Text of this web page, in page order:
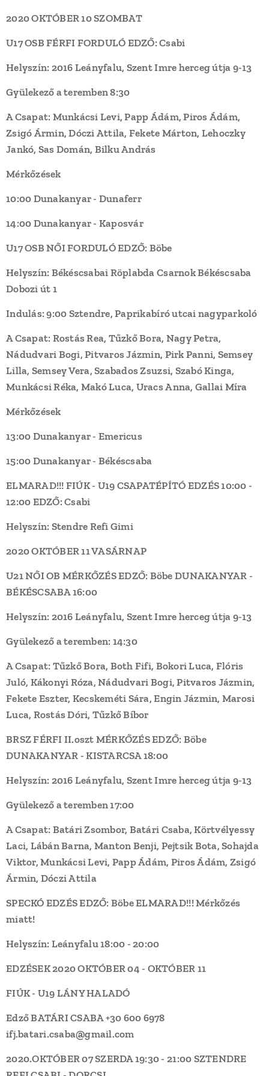
2020 OKTÓBER 10 SZOMBAT
U17 OSB FÉRFI FORDULÓ EDZŐ: Csabi
Helyszín: 2016 Leányfalu, Szent Imre herceg útja 9-13
Gyülekező a teremben 8:30
A Csapat: Munkácsi Levi, Papp Ádám, Piros Ádám,
Zsigó Ármin, Dóczi Attila, Fekete Márton, Lehoczky
Jankó, Sas Domán, Bilku András
Mérkőzések
10:00 Dunakanyar - Dunaferr
14:00 Dunakanyar - Kaposvár
U17 OSB NŐI FORDULÓ EDZŐ: Böbe
Helyszín: Békéscsabai Röplabda Csarnok Békéscsaba
Dobozi út 1
Indulás: 9:00 Sztendre, Paprikabíró utcai nagyparkoló
A Csapat: Rostás Rea, Tűzkő Bora, Nagy Petra,
Nádudvari Bogi, Pitvaros Jázmin, Pirk Panni, Semsey
Lilla, Semsey Vera, Szabados Zsuzsi, Szabó Kinga,
Munkácsi Réka, Makó Luca, Uracs Anna, Gallai Míra
Mérkőzések
13:00 Dunakanyar - Emericus
15:00 Dunakanyar - Békéscsaba
ELMARAD!!! FIÚK - U19 CSAPATÉPÍTÓ EDZÉS 10:00 -
12:00 EDZŐ: Csabi
Helyszín: Stendre Refi Gimi
2020 OKTÓBER 11 VASÁRNAP
U21 NŐI OB MÉRKŐZÉS EDZŐ: Böbe DUNAKANYAR -
BÉKÉSCSABA 16:00
Helyszín: 2016 Leányfalu, Szent Imre herceg útja 9-13
Gyülekező a teremben: 14:30
A Csapat: Tűzkő Bora, Both Fifi, Bokori Luca, Flóris
Juló, Kákonyi Róza, Nádudvari Bogi, Pitvaros Jázmin,
Fekete Eszter, Kecskeméti Sára, Engin Jázmin, Marosi
Luca, Rostás Dóri, Tűzkő Bíbor
BRSZ FÉRFI II.oszt MÉRKŐZÉS EDZŐ: Böbe
DUNAKANYAR - KISTARCSA 18:00
Helyszín: 2016 Leányfalu, Szent Imre herceg útja 9-13
Gyülekező a teremben 17:00
A Csapat: Batári Zsombor, Batári Csaba, Körtvélyessy
Laci, Lábán Barna, Manton Benji, Pejtsik Bota, Sohajda
Viktor, Munkácsi Levi, Papp Ádám, Piros Ádám, Zsigó
Ármin, Dóczi Attila
SPECKÓ EDZÉS EDZŐ: Böbe ELMARAD!!! Mérkőzés
miatt!
Helyszín: Leányfalu 18:00 - 20:00
EDZÉSEK 2020 OKTÓBER 04 - OKTÓBER 11
FIÚK - U19 LÁNY HALADÓ
Edző BATÁRI CSABA +30 600 6978
ifj.batari.csaba@gmail.com
2020.OKTÓBER 07 SZERDA19:30 - 21:00 SZTENDRE